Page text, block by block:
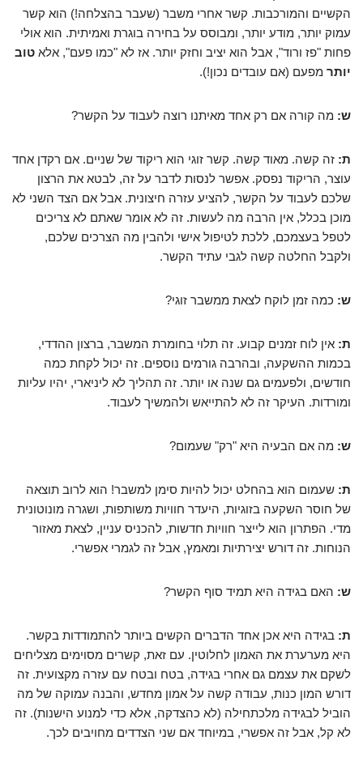
הקשיים והמורכבות. קשר אחרי משבר (שעבר בהצלחה!) הוא קשר
עמוק יותר, מודע יותר, ומבוסס על בחירה בוגרת ואמיתית. הוא אולי
פחות "פז ורוד", אבל הוא יציב וחזק יותר. אז לא "כמו פעם", אלא טוב
יותר מפעם (אם עובדים נכון!).
ש: מה קורה אם רק אחד מאיתנו רוצה לעבוד על הקשר?
ת: זה קשה. מאוד קשה. קשר זוגי הוא ריקוד של שניים. אם רקדן אחד
עוצר, הריקוד נפסק. אפשר לנסות לדבר על זה, לבטא את הרצון
שלכם לעבוד על הקשר, להציע עזרה חיצונית. אבל אם הצד השני לא
מוכן בכלל, אין הרבה מה לעשות. זה לא אומר שאתם לא צריכים
לטפל בעצמכם, ללכת לטיפול אישי ולהבין מה הצרכים שלכם,
ולקבל החלטה קשה לגבי עתיד הקשר.
ש: כמה זמן לוקח לצאת ממשבר זוגי?
ת: אין לוח זמנים קבוע. זה תלוי בחומרת המשבר, ברצון ההדדי,
בכמות ההשקעה, ובהרבה גורמים נוספים. זה יכול לקחת כמה
חודשים, ולפעמים גם שנה או יותר. זה תהליך לא ליניארי, יהיו עליות
ומורדות. העיקר זה לא להתייאש ולהמשיך לעבוד.
ש: מה אם הבעיה היא "רק" שעמום?
ת: שעמום הוא בהחלט יכול להיות סימן למשבר! הוא לרוב תוצאה
של חוסר השקעה בזוגיות, היעדר חוויות משותפות, ושגרה מונוטונית
מדי. הפתרון הוא לייצר חוויות חדשות, להכניס עניין, לצאת מאזור
הנוחות. זה דורש יצירתיות ומאמץ, אבל זה לגמרי אפשרי.
ש: האם בגידה היא תמיד סוף הקשר?
ת: בגידה היא אכן אחד הדברים הקשים ביותר להתמודדות בקשר.
היא מערערת את האמון לחלוטין. עם זאת, קשרים מסוימים מצליחים
לשקם את עצמם גם אחרי בגידה, בטח ובטח עם עזרה מקצועית. זה
דורש המון כנות, עבודה קשה על אמון מחדש, והבנה עמוקה של מה
הוביל לבגידה מלכתחילה (לא כהצדקה, אלא כדי למנוע הישנות). זה
לא קל, אבל זה אפשרי, במיוחד אם שני הצדדים מחויבים לכך.